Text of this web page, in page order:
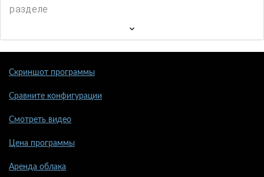
разделе
Скриншот программы
Сравните конфигурации
Смотреть видео
Цена программы
Аренда облака